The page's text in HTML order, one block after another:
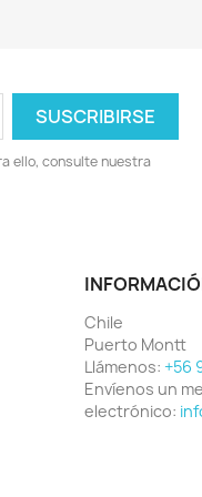
ello, consulte nuestra
Chile
Puerto Montt
Llámenos: +56
Envíenos un
electrónico: